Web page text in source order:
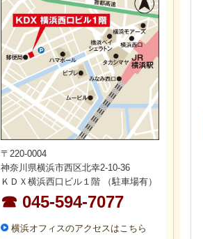
〒220-0004
神奈川県横浜市西区北幸2-10-36
ＫＤＸ横浜西口ビル１階 （駐車場有）
☎ 045-594-7077
横浜オフィスのアクセスはこちら